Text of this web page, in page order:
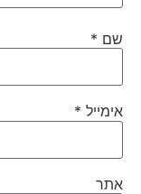
שם*
אימייל*
אתר